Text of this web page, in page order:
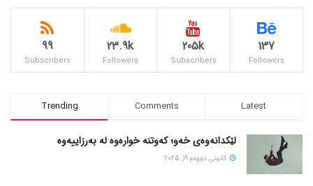
137
Followers
205k
Subscribers
23.9k
Followers
99
Subscribers
Trending Comments Latest
لێکدانەوەی خەو؛ کەوتنە خوارەوە لە بەرزاییەوە
كانونی دووه‌م 19, 2025